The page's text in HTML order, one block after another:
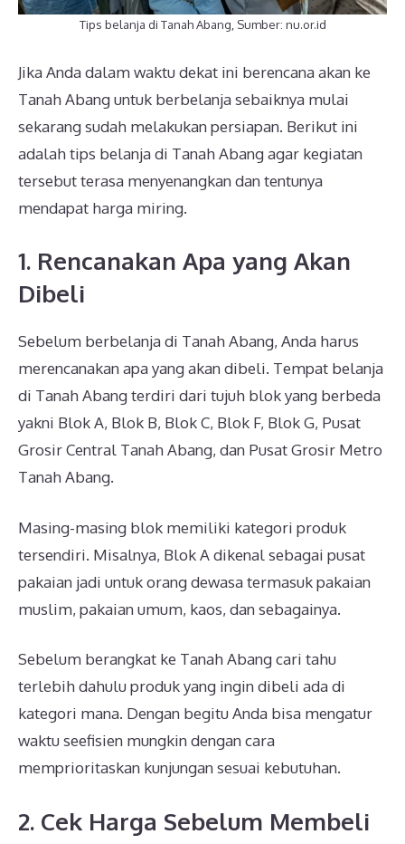
Tips belanja di Tanah Abang, Sumber: nu.or.id
Jika Anda dalam waktu dekat ini berencana akan ke
Tanah Abang untuk berbelanja sebaiknya mulai
sekarang sudah melakukan persiapan. Berikut ini
adalah tips belanja di Tanah Abang agar kegiatan
tersebut terasa menyenangkan dan tentunya
mendapat harga miring.
1. Rencanakan Apa yang Akan
Dibeli
Sebelum berbelanja di Tanah Abang, Anda harus
merencanakan apa yang akan dibeli. Tempat belanja
di Tanah Abang terdiri dari tujuh blok yang berbeda
yakni Blok A, Blok B, Blok C, Blok F, Blok G, Pusat
Grosir Central Tanah Abang, dan Pusat Grosir Metro
Tanah Abang.
Masing-masing blok memiliki kategori produk
tersendiri. Misalnya, Blok A dikenal sebagai pusat
pakaian jadi untuk orang dewasa termasuk pakaian
muslim, pakaian umum, kaos, dan sebagainya.
Sebelum berangkat ke Tanah Abang cari tahu
terlebih dahulu produk yang ingin dibeli ada di
kategori mana. Dengan begitu Anda bisa mengatur
waktu seefisien mungkin dengan cara
memprioritaskan kunjungan sesuai kebutuhan.
2. Cek Harga Sebelum Membeli